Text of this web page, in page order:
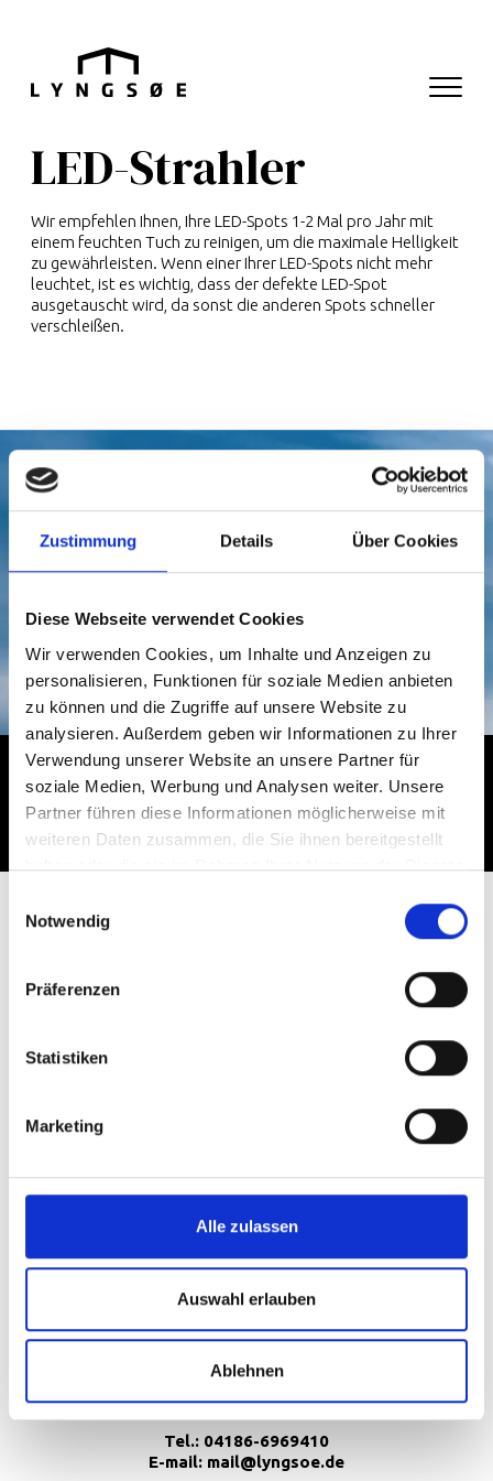
Zustimmung Details Über Cookies
Diese Webseite verwendet Cookies
Wir verwenden Cookies, um Inhalte und Anzeigen zu
personalisieren, Funktionen für soziale Medien anbieten
zu können und die Zugriffe auf unsere Website zu
analysieren. Außerdem geben wir Informationen zu Ihrer
Verwendung unserer Website an unsere Partner für
soziale Medien, Werbung und Analysen weiter. Unsere
Partner führen diese Informationen möglicherweise mit
weiteren Daten zusammen, die Sie ihnen bereitgestellt
haben oder die sie im Rahmen Ihrer Nutzung der Dienste
Notwendig
Präferenzen
Statistiken
Marketing
Alle zulassen
Auswahl erlauben
Ablehnen
LED-Strahler
Wir empfehlen Ihnen, Ihre LED-Spots 1-2 Mal pro Jahr mit
einem feuchten Tuch zu reinigen, um die maximale Helligkeit
zu gewährleisten. Wenn einer Ihrer LED-Spots nicht mehr
leuchtet, ist es wichtig, dass der defekte LED-Spot
ausgetauscht wird, da sonst die anderen Spots schneller
verschleißen.
und holen Sie sichInspirationundprofessionelle
– Rufen Sie04186-6969410an
Lassen Sie sich
Sie Lyngsøe auf:
Ausstellungen
Anwendung und Wartung
Lyngsøe GmbH
Hanomagstraße 7
Deutschland
Tel.: 04186-6969410
E-mail: mail@lyngsoe.de